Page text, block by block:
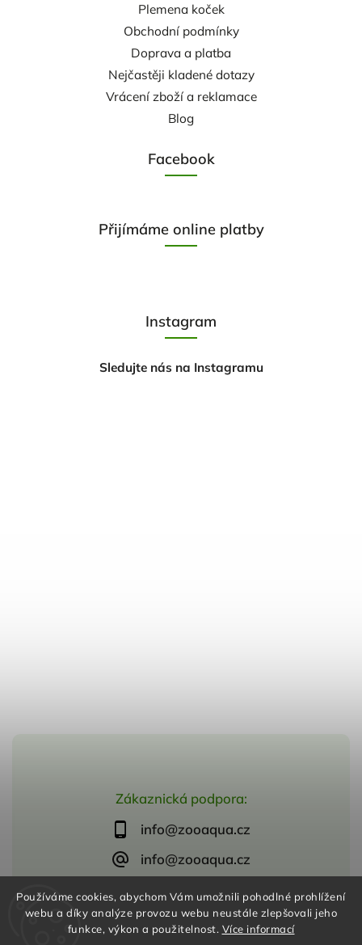
Používáme cookies, abychom Vám umožnili pohodlné prohlížení
webu a díky analýze provozu webu neustále zlepšovali jeho
funkce, výkon a použitelnost. Více informací
Zákaznická podpora:
info@zooaqua.cz
info@zooaqua.cz
Plemena koček
Obchodní podmínky
Doprava a platba
Nejčastěji kladené dotazy
Vrácení zboží a reklamace
Blog
Facebook
Přijímáme online platby
Instagram
Sledujte nás na Instagramu
Copyright 2026ZooAqua, s.r.o. Všechna práva vyhrazena.